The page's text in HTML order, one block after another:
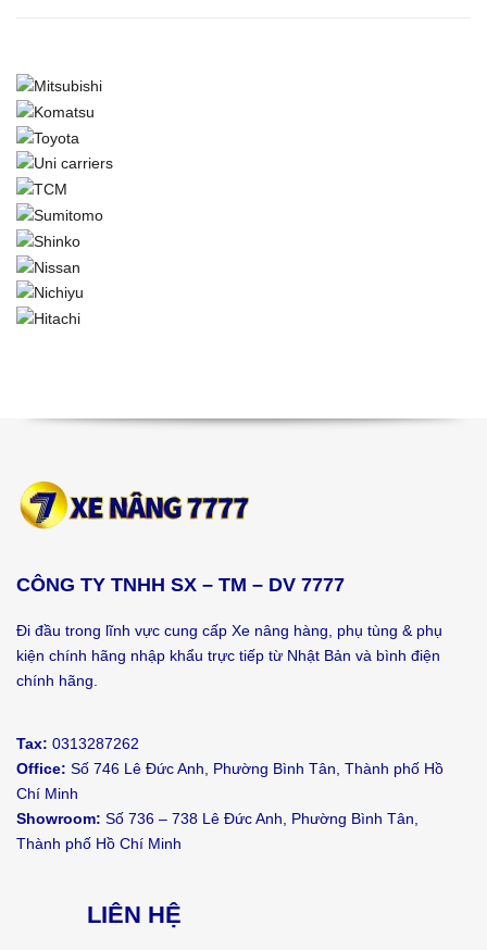
CÔNG TY TNHH SX – TM – DV 7777
Đi đầu trong lĩnh vực cung cấp Xe nâng hàng, phụ tùng & phụ
kiện chính hãng nhập khẩu trực tiếp từ Nhật Bản và bình điện
chính hãng.
Tax: 0313287262
Office: Số 746 Lê Đức Anh, Phường Bình Tân, Thành phố Hồ
Chí Minh
Showroom: Số 736 – 738 Lê Đức Anh, Phường Bình Tân,
Thành phố Hồ Chí Minh
LIÊN HỆ